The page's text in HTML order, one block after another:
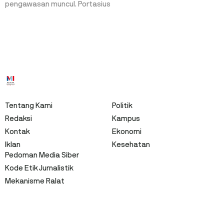
pengawasan muncul. Portasius
Tentang Kami
Redaksi
Kontak
Iklan
Politik
Kampus
Ekonomi
Kesehatan
Pedoman Media Siber
Kode Etik Jurnalistik
Mekanisme Ralat